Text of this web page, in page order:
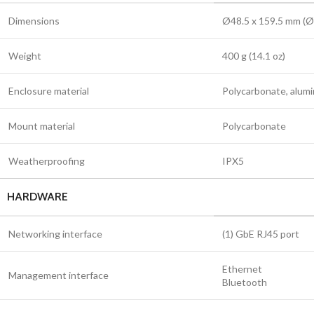
Dimensions Ø48.5 x 159.5 mm
Weight 400 g (14.1 oz)
Enclosure material Polycarbonate,
Mount material Polycarbonate
Weatherproofing IPX5
HARDWARE
Networking interface (1) GbE RJ45 port
Management interface
Ethernet
Bluetooth